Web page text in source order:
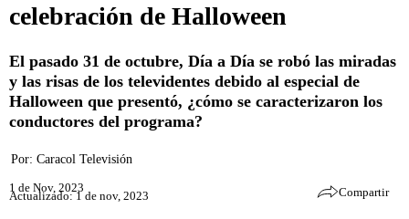
celebración de Halloween
El pasado 31 de octubre, Día a Día se robó las miradas
y las risas de los televidentes debido al especial de
Halloween que presentó, ¿cómo se caracterizaron los
conductores del programa?
Por: Caracol Televisión
1 de Nov, 2023
Actualizado: 1 de nov, 2023 Compartir